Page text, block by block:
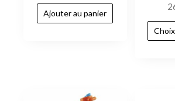
Ajouter au panier